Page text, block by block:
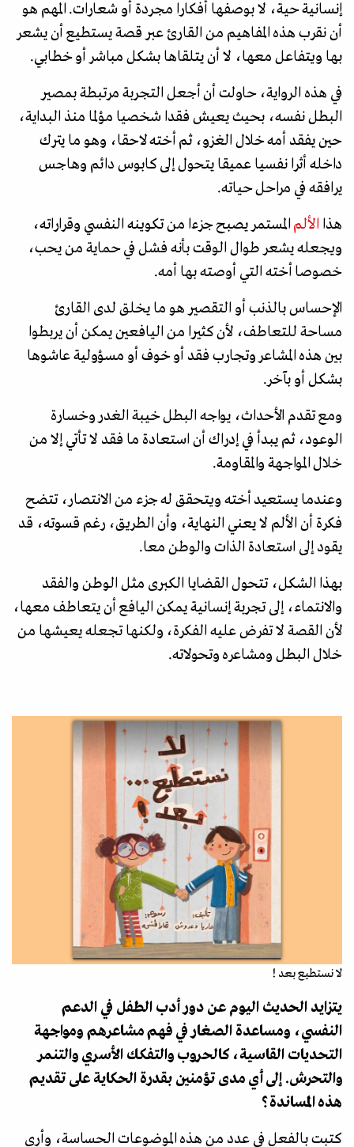
إنسانية حية، لا بوصفها أفكارا مجردة أو شعارات. المهم هو
أن نقرب هذه المفاهيم من القارئ عبر قصة يستطيع أن يشعر
بها ويتفاعل معها، لا أن يتلقاها بشكل مباشر أو خطابي.
في هذه الرواية، حاولت أن أجعل التجربة مرتبطة بمصير
البطل نفسه، بحيث يعيش فقدا شخصيا مؤلما منذ البداية،
حين يفقد أمه خلال الغزو، ثم أخته لاحقا، وهو ما يترك
داخله أثرا نفسيا عميقا يتحول إلى كابوس دائم وهاجس
يرافقه في مراحل حياته.
هذا الألم المستمر يصبح جزءا من تكوينه النفسي وقراراته،
ويجعله يشعر طوال الوقت بأنه فشل في حماية من يحب،
خصوصا أخته التي أوصته بها أمه.
الإحساس بالذنب أو التقصير هو ما يخلق لدى القارئ
مساحة للتعاطف، لأن كثيرا من اليافعين يمكن أن يربطوا
بين هذه المشاعر وتجارب فقد أو خوف أو مسؤولية عاشوها
بشكل أو بآخر.
ومع تقدم الأحداث، يواجه البطل خيبة الغدر وخسارة
الوعود، ثم يبدأ في إدراك أن استعادة ما فقد لا تأتي إلا من
خلال المواجهة والمقاومة.
وعندما يستعيد أخته ويتحقق له جزء من الانتصار، تتضح
فكرة أن الألم لا يعني النهاية، وأن الطريق، رغم قسوته، قد
يقود إلى استعادة الذات والوطن معا.
بهذا الشكل، تتحول القضايا الكبرى مثل الوطن والفقد
والانتماء، إلى تجربة إنسانية يمكن اليافع أن يتعاطف معها،
لأن القصة لا تفرض عليه الفكرة، ولكنها تجعله يعيشها من
خلال البطل ومشاعره وتحولاته.
لا نستطيع بعد !
يتزايد الحديث اليوم عن دور أدب الطفل في الدعم
النفسي، ومساعدة الصغار في فهم مشاعرهم ومواجهة
التحديات القاسية، كالحروب والتفكك الأسري والتنمر
والتحرش. إلى أي مدى تؤمنين بقدرة الحكاية على تقديم
هذه المساندة؟
كتبت بالفعل في عدد من هذه الموضوعات الحساسة، وأرى